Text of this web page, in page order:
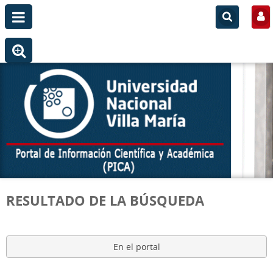
RESULTADO DE LA BÚSQUEDA
En el portal